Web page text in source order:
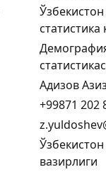
статистика
Адизов
+99871 202
вазирлиги